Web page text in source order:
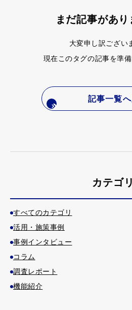
まだ記事があり
大変申し訳ござい
現在このタグの記事を準備
記事一覧
カテゴリ
すべてのカテゴリ
活用・施策事例
事例インタビュー
コラム
調査レポート
機能紹介